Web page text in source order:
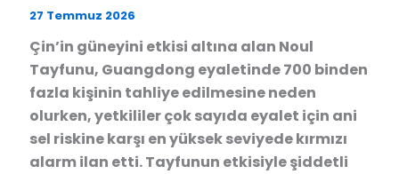
27 Temmuz 2026
Çin’in güneyini etkisi altına alan Noul
Tayfunu, Guangdong eyaletinde 700 binden
fazla kişinin tahliye edilmesine neden
olurken, yetkililer çok sayıda eyalet için ani
sel riskine karşı en yüksek seviyede kırmızı
alarm ilan etti. Tayfunun etkisiyle şiddetli